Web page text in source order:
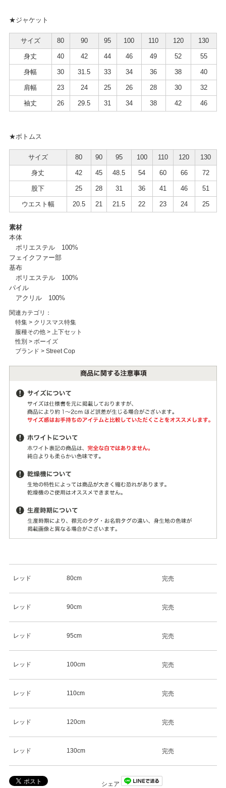
★ジャケット
サイズ 80 90 95 100 110 120 130
身丈 40 42 44 46 49 52 55
身幅 30 31.5 33 34 36 38 40
肩幅 23 24 25 26 28 30 32
袖丈 26 29.5 31 34 38 42 46
★ボトムス
サイズ 80 90 95 100 110 120 130
身丈 42 45 48.5 54 60 66 72
股下 25 28 31 36 41 46 51
ウエスト幅 20.5 21 21.5 22 23 24 25
素材
本体
ポリエステル 100%
フェイクファー部
基布
ポリエステル 100%
パイル
アクリル 100%
関連カテゴリ：
特集> クリスマス特集
服種その他> 上下セット
性別 > ボーイズ
ブランド > Street Cop
レッド 80cm 完売
レッド 90cm 完売
レッド 95cm 完売
レッド 100cm 完売
レッド 110cm 完売
レッド 120cm 完売
レッド 130cm 完売
シェア